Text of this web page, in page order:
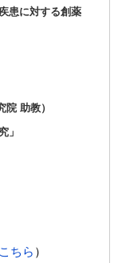
患に対する創薬
助教）
」
ちら ）